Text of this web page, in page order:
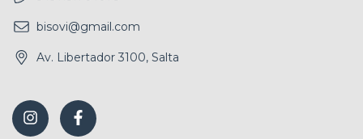
bisovi@gmail.com
Av. Libertador 3100, Salta